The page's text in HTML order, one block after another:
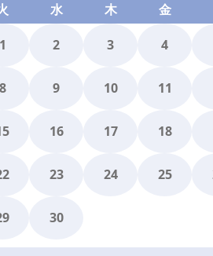
水 木 金
1 2 3 4
8 9 10 11
16 17 18
23 24 25
30